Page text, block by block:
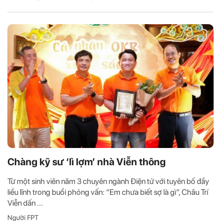
Chàng kỹ sư ‘lì lợm’ nhà Viễn thông
Từ một sinh viên năm 3 chuyên ngành Điện tử với tuyên bố đầy
liều lĩnh trong buổi phỏng vấn: “Em chưa biết sợ là gì”, Châu Trí
Viễn dấn ...
Người FPT